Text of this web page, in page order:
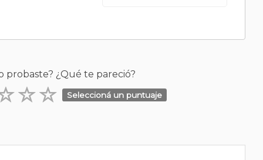
probaste? ¿Qué te pareció?
Seleccioná un puntuaje